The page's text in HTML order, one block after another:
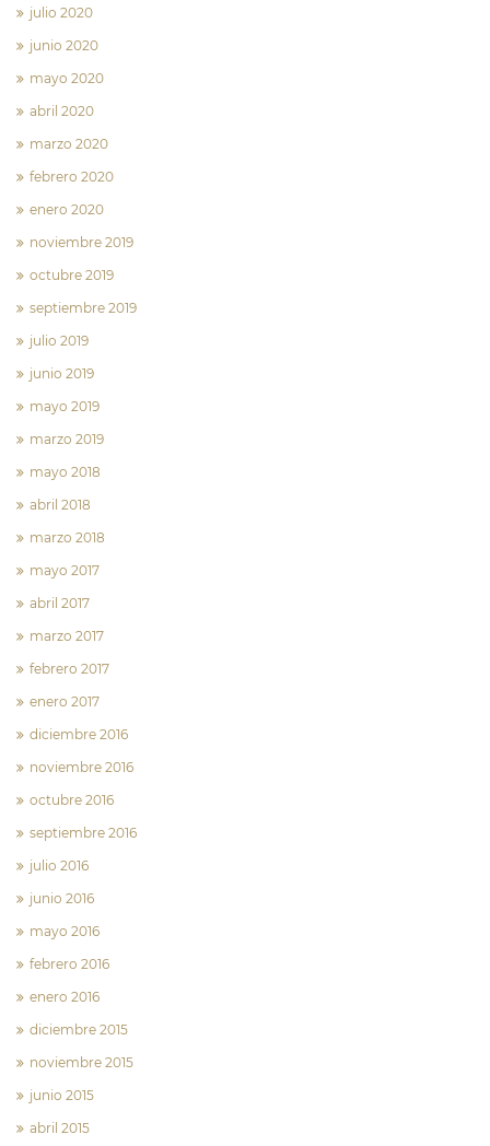
julio 2020
junio 2020
mayo 2020
abril 2020
marzo 2020
febrero 2020
enero 2020
noviembre 2019
octubre 2019
septiembre 2019
julio 2019
junio 2019
mayo 2019
marzo 2019
mayo 2018
abril 2018
marzo 2018
mayo 2017
abril 2017
marzo 2017
febrero 2017
enero 2017
diciembre 2016
noviembre 2016
octubre 2016
septiembre 2016
julio 2016
junio 2016
mayo 2016
febrero 2016
enero 2016
diciembre 2015
noviembre 2015
junio 2015
abril 2015